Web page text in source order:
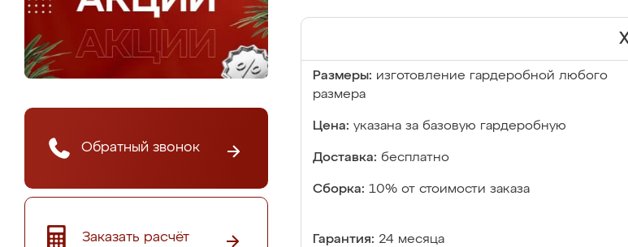
Обратный звонок
Заказать расчёт
Размеры: изготовление гардеробной любого
размера
Цена: указана за базовую гардеробную
Доставка: бесплатно
Сборка: 10% от стоимости заказа
Гарантия: 24 месяца